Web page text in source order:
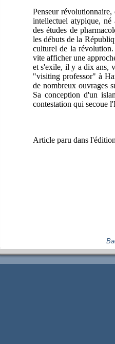
Penseur
intellectuel atypique,
des études de
les débuts de la
culturel de la
vite afficher une
et s'exile, il y a dix ans,
"visiting professor" à
de nombreux ouvrages
Sa conception d'un
contestation qui secoue
Article paru dans